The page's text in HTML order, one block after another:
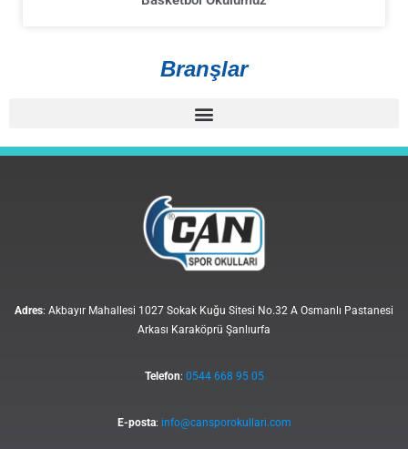
Branşlar
Adres: Akbayır Mahallesi 1027 Sokak Kuğu Sitesi No.32 A Osmanlı Pastanesi
Arkası Karaköprü Şanlıurfa
Telefon: 0544 668 95 05
E-posta: info@cansporokullari.com